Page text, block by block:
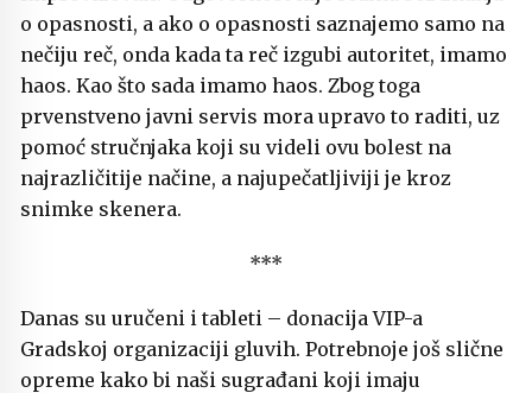
o opasnosti, a ako o opasnosti saznajemo samo na
nečiju reč, onda kada ta reč izgubi autoritet, imamo
haos. Kao što sada imamo haos. Zbog toga
prvenstveno javni servis mora upravo to raditi, uz
pomoć stručnjaka koji su videli ovu bolest na
najrazličitije načine, a najupečatljiviji je kroz
snimke skenera.
***
Danas su uručeni i tableti – donacija VIP-a
Gradskoj organizaciji gluvih. Potrebnoje još slične
opreme kako bi naši sugrađani koji imaju